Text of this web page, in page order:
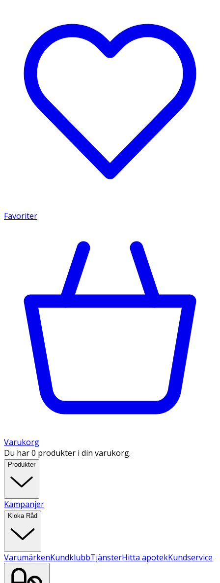
Favoriter
Varukorg
Du har 0 produkter i din varukorg.
Produkter
Kampanjer
Kloka Råd
VarumärkenKundklubbTjänsterHitta apotekKundservice